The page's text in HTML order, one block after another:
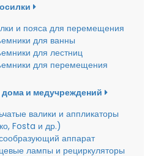
и пояса для перемещения
для ванны
для лестниц
для перемещения
и медучреждений
валики и аппликаторы
Fosta и др.)
аппарат
лампы и рециркуляторы